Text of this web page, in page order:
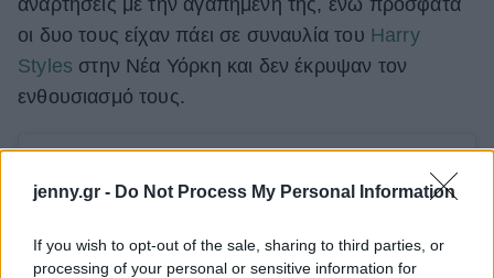
jenny.gr - Do Not Process My Personal Information
If you wish to opt-out of the sale, sharing to third parties, or
processing of your personal or sensitive information for
οι δυο τους είχαν πάει σε συναυλία του Harry
Styles στην Νέα Υόρκη και δεν έκρυψαν τον
ενθουσιασμό τους.